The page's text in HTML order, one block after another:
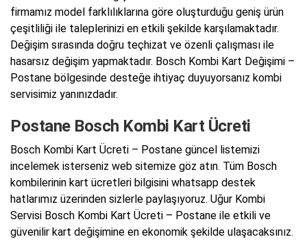
firmamız model farklılıklarına göre oluşturduğu geniş ürün
çeşitliliği ile taleplerinizi en etkili şekilde karşılamaktadır.
Değişim sırasında doğru teçhizat ve özenli çalışması ile
hasarsız değişim yapmaktadır. Bosch Kombi Kart Değişimi –
Postane bölgesinde desteğe ihtiyaç duyuyorsanız kombi
servisimiz yanınızdadır.
Postane Bosch Kombi Kart Ücreti
Bosch Kombi Kart Ücreti – Postane güncel listemizi
incelemek isterseniz web sitemize göz atın. Tüm Bosch
kombilerinin kart ücretleri bilgisini whatsapp destek
hatlarımız üzerinden sizlerle paylaşıyoruz. Uğur Kombi
Servisi Bosch Kombi Kart Ücreti – Postane ile etkili ve
güvenilir kart değişimine en ekonomik şekilde ulaşacaksınız.